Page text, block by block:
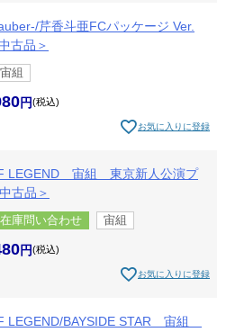
芹香斗亜FCパッケージ Ver.
古品＞
宙組
税込
お気に入りに登録
LEGEND 宙組 東京新人公演プ
古品＞
在庫問い合わせ 宙組
税込
お気に入りに登録
LEGEND/BAYSIDE STAR 宙組